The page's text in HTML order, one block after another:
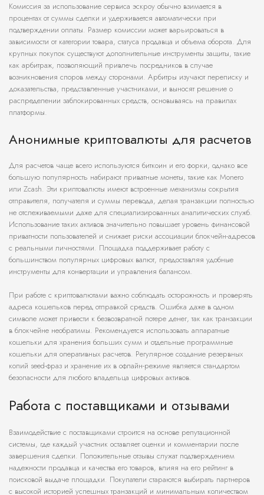
Комиссия за использование сервиса эскроу обычно взимается в
процентах от суммы сделки и удерживается автоматически при
подтверждении оплаты. Размер комиссии может варьироваться в
зависимости от категории товара, статуса продавца и объема оборота. Для
крупных покупок существуют дополнительные инструменты защиты, такие
как арбитраж, позволяющий привлечь посредников в случае
возникновения споров между сторонами. Арбитры изучают переписку и
доказательства, представленные участниками, и выносят решение о
распределении заблокированных средств, основываясь на правилах
платформы.
Анонимные криптовалюты для расчетов
Для расчетов чаще всего используются биткоин и его форки, однако все
большую популярность набирают приватные монеты, такие как Monero
или Zcash. Эти криптовалюты имеют встроенные механизмы сокрытия
отправителя, получателя и суммы перевода, делая транзакции полностью
не отслеживаемыми даже для специализированных аналитических служб.
Использование таких активов значительно повышает уровень финансовой
приватности пользователей и снижает риски ассоциации блокчейн-адресов
с реальными личностями. Площадка поддерживает работу с
большинством популярных цифровых валют, предоставляя удобные
инструменты для конвертации и управления балансом.
При работе с криптовалютами важно соблюдать осторожность и проверять
адреса кошельков перед отправкой средств. Ошибка даже в одном
символе может привести к безвозвратной потере денег, так как транзакции
в блокчейне необратимы. Рекомендуется использовать аппаратные
кошельки для хранения больших сумм и отдельные программные
кошельки для оперативных расчетов. Регулярное создание резервных
копий seed-фраз и хранение их в офлайн-режиме является стандартом
безопасности для любого владельца цифровых активов.
Работа с поставщиками и отзывами
Взаимодействие с поставщиками строится на основе репутационной
системы, где каждый участник оставляет оценки и комментарии после
завершения сделки. Положительные отзывы служат подтверждением
надежности продавца и качества его товаров, влияя на его рейтинг в
поисковой выдаче площадки. Покупатели стараются выбирать партнеров
с высокой историей успешных транзакций и минимальным количеством